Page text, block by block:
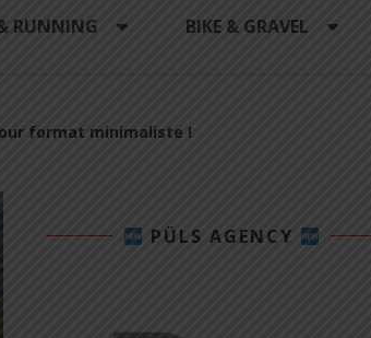
RUNNING BIKE & GRAVEL
format minimaliste !
PÜLS AGENCY